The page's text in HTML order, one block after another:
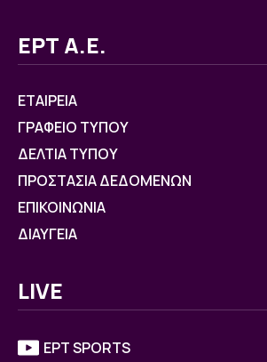
ΕΡΤ Α.Ε.
ΕΤΑΙΡΕΙΑ
ΓΡΑΦΕΙΟ ΤΥΠΟΥ
ΔΕΛΤΙΑ ΤΥΠΟΥ
ΠΡΟΣΤΑΣΙΑ ΔΕΔΟΜΕΝΩΝ
ΕΠΙΚΟΙΝΩΝΙΑ
ΔΙΑΥΓΕΙΑ
LIVE
ΕΡΤ SPORTS